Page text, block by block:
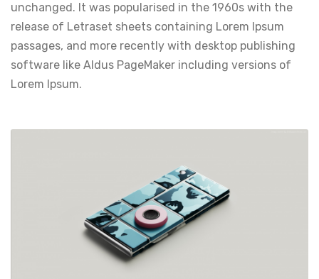
unchanged. It was popularised in the 1960s with the
release of Letraset sheets containing Lorem Ipsum
passages, and more recently with desktop publishing
software like Aldus PageMaker including versions of
Lorem Ipsum.